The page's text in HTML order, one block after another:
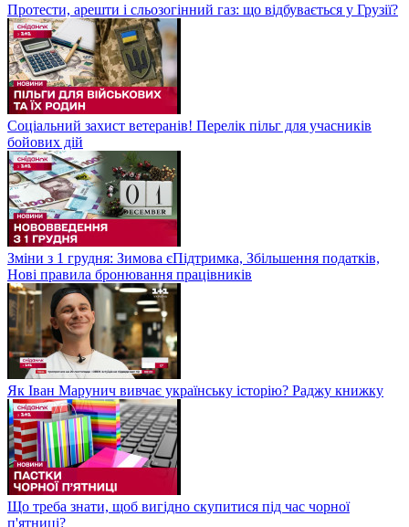
Протести, арешти і сльозогінний газ: що відбувається у Грузії?
Соціальний захист ветеранів! Перелік пільг для учасників
бойових дій
Зміни з 1 грудня: Зимова єПідтримка, Збільшення податків,
Нові правила бронювання працівників
Як Іван Марунич вивчає українську історію? Раджу книжку
Що треба знати, щоб вигідно скупитися під час чорної
п'ятниці?